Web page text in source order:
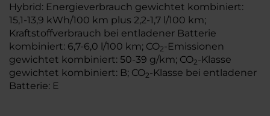
Hybrid: Energieverbrauch gewichtet kombiniert:
15,1-13,9 kWh/100 km plus 2,2-1,7 l/100 km;
Kraftstoffverbrauch bei entladener Batterie
kombiniert: 6,7-6,0 l/100 km; CO2-Emissionen
gewichtet kombiniert: 50-39 g/km; CO2-Klasse
gewichtet kombiniert: B; CO2-Klasse bei entladener
Batterie: E